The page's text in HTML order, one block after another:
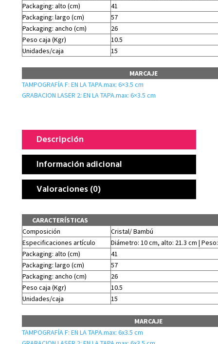
Packaging: alto (cm)
41
Packaging: largo (cm)
57
Packaging: ancho (cm)
26
Peso caja (Kgr)
10.5
Unidades/caja
15
MARCAJE
TAMPOGRAFÍA F: EN LA TAPA.max: 6×3.5 cm
GRABACION LASER 2: EN LA TAPA.max: 6×3.5 cm
Descripción
Información adicional
Valoraciones (0)
CARACTERÍSTICAS
Composición
Cristal/ Bambú
Especificaciones artículo
Diámetro: 10 cm, alto: 21.3 cm |
Packaging: alto (cm)
41
Packaging: largo (cm)
57
Packaging: ancho (cm)
26
Peso caja (Kgr)
10.5
Unidades/caja
15
MARCAJE
TAMPOGRAFÍA F: EN LA TAPA.max: 6x3.5 cm